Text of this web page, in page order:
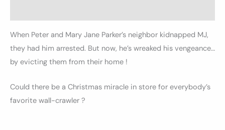
When Peter and Mary Jane Parker’s neighbor kidnapped MJ,
they had him arrested. But now, he’s wreaked his vengeance…
by evicting them from their home !
Could there be a Christmas miracle in store for everybody’s
favorite wall-crawler ?